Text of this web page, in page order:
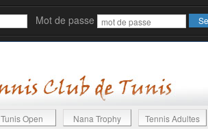
Mot de passe
Tunis Open Nana Trophy Tennis Adultes